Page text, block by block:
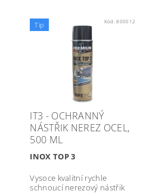
Tip Kód:800012
IT3 - OCHRANNÝ
NÁSTŘIK NEREZ OCEL,
500 ML
INOX TOP 3
Vysoce kvalitní rychle
schnoucí nerezový nástřik